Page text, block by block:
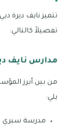
تتميز نايف ديرة
تفصيلاً كالتالي:
مدارس نايف
من بين أبرز
يلي:
مدرسة سبري